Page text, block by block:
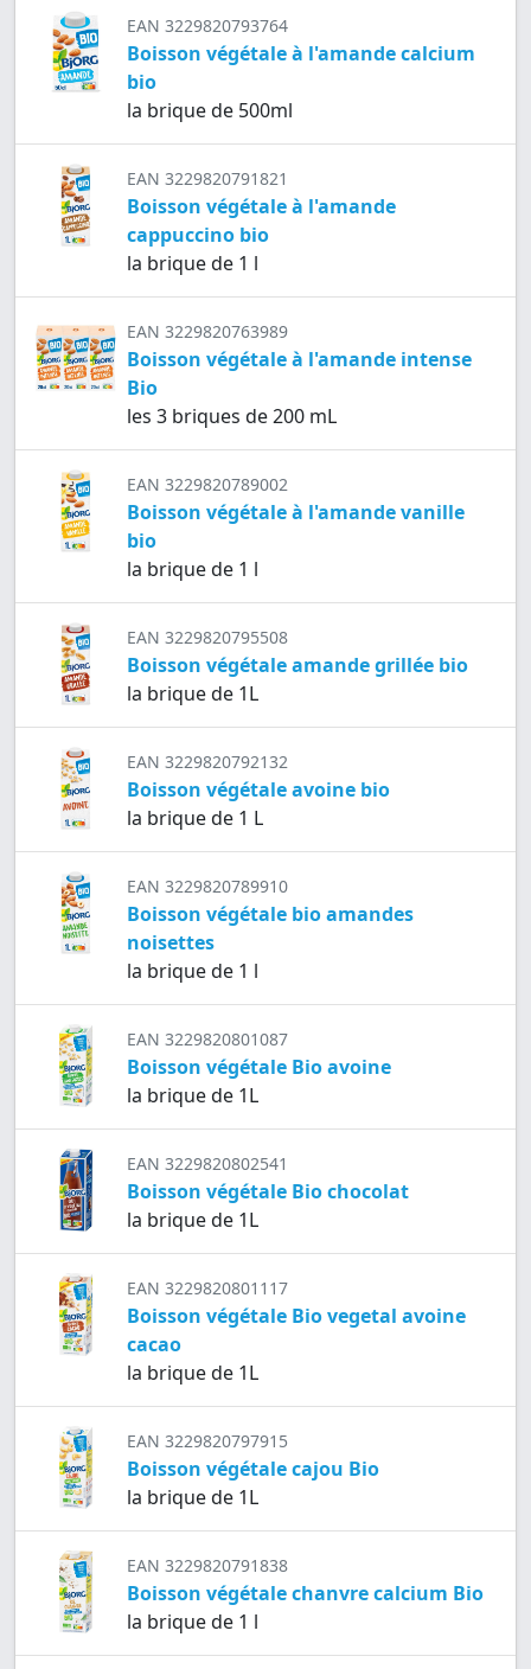
EAN 3229820793764
Boisson végétale à l'amande calcium
bio
la brique de 500ml
EAN 3229820791821
Boisson végétale à l'amande
cappuccino bio
la brique de 1 l
EAN 3229820763989
Boisson végétale à l'amande intense
Bio
les 3 briques de 200 mL
EAN 3229820789002
Boisson végétale à l'amande vanille
bio
la brique de 1 l
EAN 3229820795508
Boisson végétale amande grillée bio
la brique de 1L
EAN 3229820792132
Boisson végétale avoine bio
la brique de 1 L
EAN 3229820789910
Boisson végétale bio amandes
noisettes
la brique de 1 l
EAN 3229820801087
Boisson végétale Bio avoine
la brique de 1L
EAN 3229820802541
Boisson végétale Bio chocolat
la brique de 1L
EAN 3229820801117
Boisson végétale Bio vegetal avoine
cacao
la brique de 1L
EAN 3229820797915
Boisson végétale cajou Bio
la brique de 1L
EAN 3229820791838
Boisson végétale chanvre calcium Bio
la brique de 1 l